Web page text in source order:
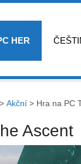
HER
Akční> Hra na PC
Ascent